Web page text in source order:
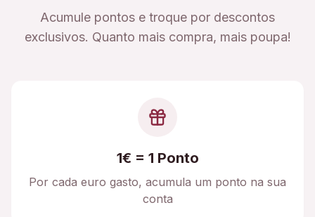
Acumule pontos e troque por descontos
exclusivos. Quanto mais compra, mais poupa!
1€ = 1 Ponto
Por cada euro gasto, acumula um ponto na sua
conta